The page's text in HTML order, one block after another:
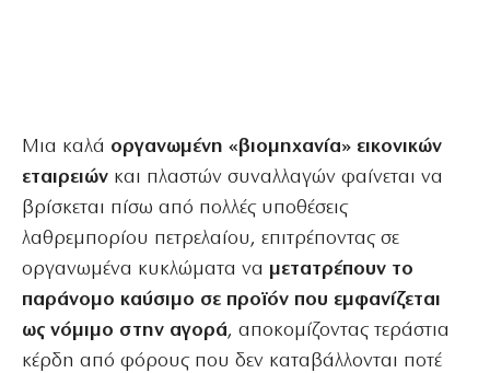
Μια καλά οργανωμένη «βιομηχανία» εικονικών
εταιρειών και πλαστών συναλλαγών φαίνεται να
βρίσκεται πίσω από πολλές υποθέσεις
λαθρεμπορίου πετρελαίου, επιτρέποντας σε
οργανωμένα κυκλώματα να μετατρέπουν το
παράνομο καύσιμο σε προϊόν που εμφανίζεται
ως νόμιμο στην αγορά, αποκομίζοντας τεράστια
κέρδη από φόρους που δεν καταβάλλονται ποτέ